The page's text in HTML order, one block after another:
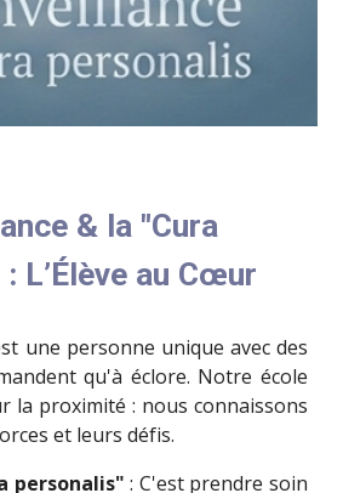
& la "Cura
L’Élève au Cœur
une personne unique avec des
qu'à éclore. Notre école
la proximité : nous connaissons
et leurs défis.
personalis" : C'est prendre soin